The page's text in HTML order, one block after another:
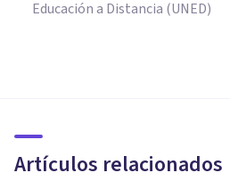
Educación a Distancia (UNED)
Artículos relacionados
cerebro?